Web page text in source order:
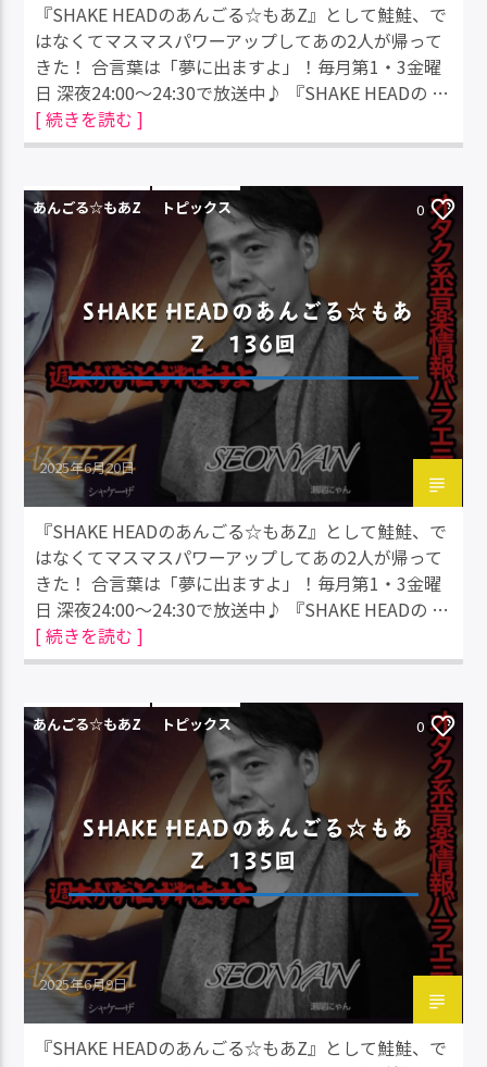
『SHAKE HEADのあんごる☆もあZ』として鮭鮭、で
はなくてマスマスパワーアップしてあの2人が帰って
きた！ 合言葉は「夢に出ますよ」！毎月第1・3金曜
日 深夜24:00～24:30で放送中♪ 『SHAKE HEADの …
[ 続きを読む ]
あんごる☆もあZ トピックス 0
SHAKE HEADのあんごる☆もあ
Z 136回
2025年6月20日
『SHAKE HEADのあんごる☆もあZ』として鮭鮭、で
はなくてマスマスパワーアップしてあの2人が帰って
きた！ 合言葉は「夢に出ますよ」！毎月第1・3金曜
日 深夜24:00～24:30で放送中♪ 『SHAKE HEADの …
[ 続きを読む ]
あんごる☆もあZ トピックス 0
SHAKE HEADのあんごる☆もあ
Z 135回
2025年6月9日
『SHAKE HEADのあんごる☆もあZ』として鮭鮭、で